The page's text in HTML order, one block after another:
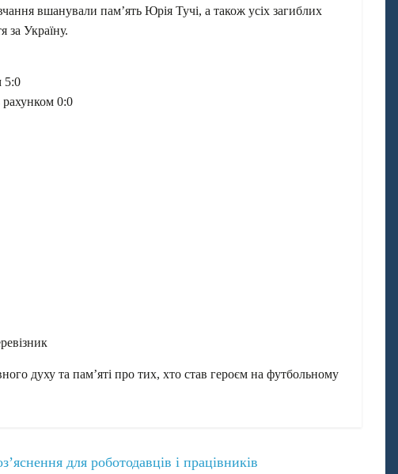
вшанували пам’ять Юрія Тучі, а також усіх загиблих
за Україну.
5:0
рахунком 0:0
духу та пам’яті про тих, хто став героєм на футбольному
для роботодавців і працівників